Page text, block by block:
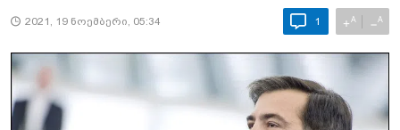
2021, 19 ნოემბერი, 05:34 1 +A −A